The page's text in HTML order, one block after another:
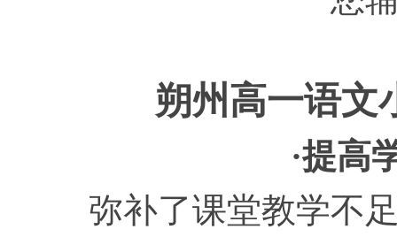
朔州高一语文
·提高
弥补了课堂教学不足